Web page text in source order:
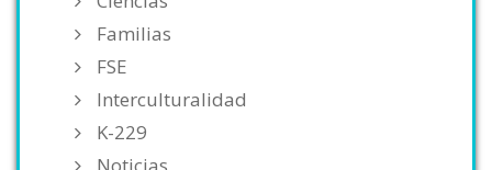
Familias
FSE
Interculturalidad
K-229